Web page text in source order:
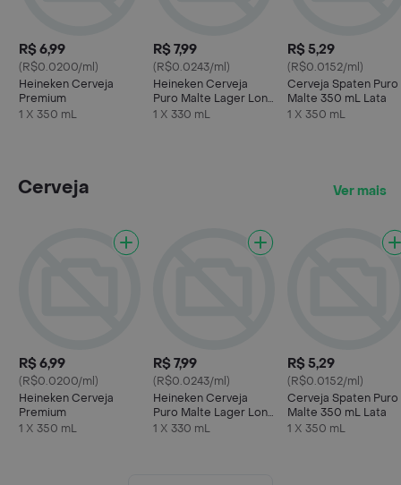
R$ 6,99
(R$0.0200/ml)
Heineken Cerveja
Premium
1 X 350 mL
R$ 7,99
(R$0.0243/ml)
Heineken Cerveja
Puro Malte Lager Long
Neck 330ml
1 X 330 mL
R$ 5,29
(R$0.0152/ml)
Cerveja Spaten Puro
Malte 350 mL Lata
1 X 350 mL
Cerveja Ver mais
R$ 6,99
(R$0.0200/ml)
Heineken Cerveja
Premium
1 X 350 mL
R$ 7,99
(R$0.0243/ml)
Heineken Cerveja
Puro Malte Lager Long
Neck 330ml
1 X 330 mL
R$ 5,29
(R$0.0152/ml)
Cerveja Spaten Puro
Malte 350 mL Lata
1 X 350 mL